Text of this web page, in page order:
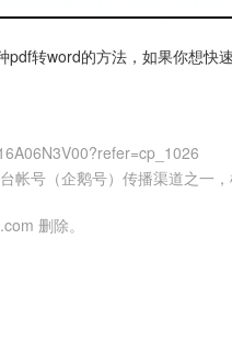
转word的方法，如果你想快
帐号（企鹅号）传播渠道之一
删除。